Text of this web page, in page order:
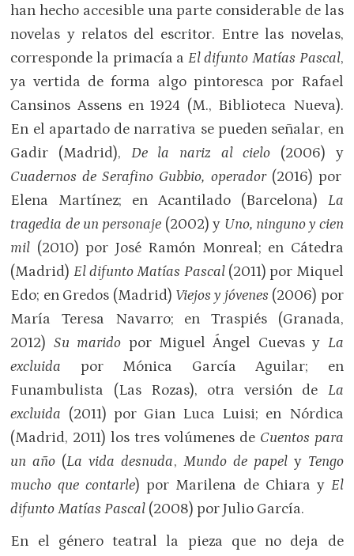
han hecho accesible una parte considerable de las
novelas y relatos del escritor. Entre las novelas,
corresponde la primacía a El difunto Matías Pascal,
ya vertida de forma algo pintoresca por Rafael
Cansinos Assens en 1924 (M., Biblioteca Nueva).
En el apartado de narrativa se pueden señalar, en
Gadir (Madrid), De la nariz al cielo (2006) y
Cuadernos de Serafino Gubbio, operador(2016) por
Elena Martínez; en Acantilado (Barcelona) La
tragedia de un personaje (2002) y Uno, ninguno y cien
mil (2010) por José Ramón Monreal; en Cátedra
(Madrid) El difunto Matías Pascal(2011) por Miquel
Edo; en Gredos (Madrid) Viejos y jóvenes (2006) por
María Teresa Navarro; en Traspiés (Granada,
2012) Su marido por Miguel Ángel Cuevas y La
excluida por Mónica García Aguilar; en
Funambulista (Las Rozas), otra versión de La
excluida (2011) por Gian Luca Luisi; en Nórdica
(Madrid, 2011) los tres volúmenes de Cuentos para
un año (La vida desnuda, Mundo de papely Tengo
mucho que contarle) por Marilena de Chiara y El
difunto Matías Pascal (2008) por Julio García.
En el género teatral la pieza que no deja de